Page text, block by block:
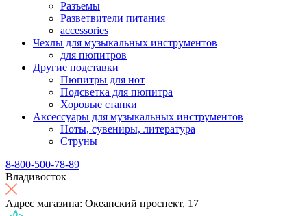
Разъемы
Разветвители питания
accessories
Чехлы для музыкальных инструментов
для пюпитров
Другие подставки
Пюпитры для нот
Подсветка для пюпитра
Хоровые станки
Аксессуары для музыкальных инструментов
Ноты, сувениры, литература
Струны
8-800-500-78-89
Владивосток
Адрес магазина: Океанский проспект, 17